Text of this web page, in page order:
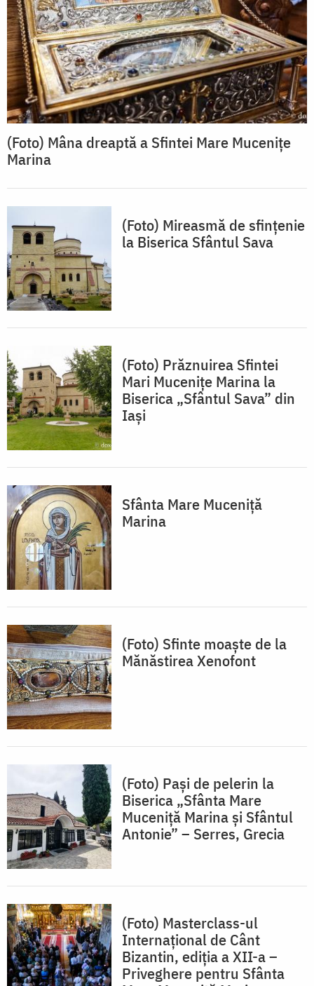
(Foto) Mâna dreaptă a Sfintei Mare Mucenițe
Marina
(Foto) Mireasmă de sfințenie
la Biserica Sfântul Sava
(Foto) Prăznuirea Sfintei
Mari Mucenițe Marina la
Biserica „Sfântul Sava” din
Iași
Sfânta Mare Muceniță
Marina
(Foto) Sfinte moaște de la
Mănăstirea Xenofont
(Foto) Pași de pelerin la
Biserica „Sfânta Mare
Muceniță Marina și Sfântul
Antonie” – Serres, Grecia
(Foto) Masterclass-ul
Internațional de Cânt
Bizantin, ediția a XII-a –
Priveghere pentru Sfânta